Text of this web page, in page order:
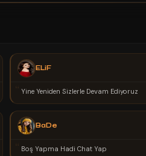
HaLe
Çok Güzel Ortam Herkese Hayırlı Olsun..